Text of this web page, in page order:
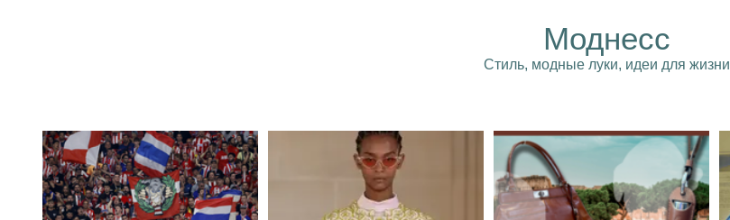
Моднесс
Стиль, модные луки, идеи для жизни